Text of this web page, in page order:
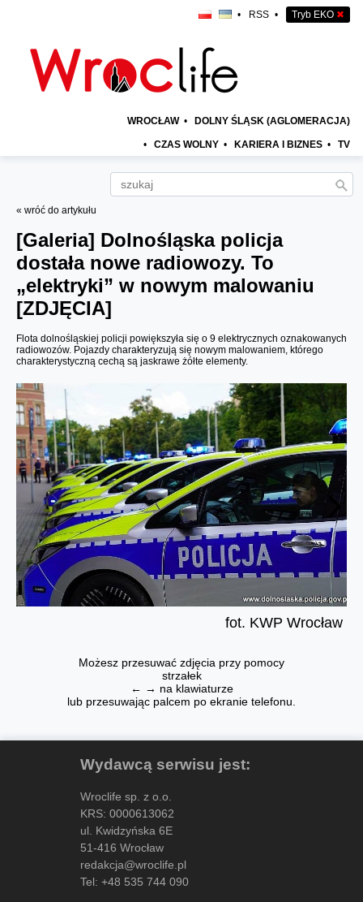
• RSS • Tryb EKO ✖
WROCŁAW • DOLNY ŚLĄSK (AGLOMERACJA)
• CZAS WOLNY • KARIERA I BIZNES • TV
« wróć do artykułu
[Galeria] Dolnośląska policja
dostała nowe radiowozy. To
„elektryki” w nowym malowaniu
[ZDJĘCIA]
Flota dolnośląskiej policji powiększyła się o 9 elektrycznych oznakowanych
radiowozów. Pojazdy charakteryzują się nowym malowaniem, którego
charakterystyczną cechą są jaskrawe żółte elementy.
fot. KWP Wrocław
Możesz przesuwać zdjęcia przy pomocy
strzałek
← → na klawiaturze
lub przesuwając palcem po ekranie telefonu.
Wydawcą serwisu jest:
Wroclife sp. z o.o.
KRS: 0000613062
ul. Kwidzyńska 6E
51-416 Wrocław
redakcja@wroclife.pl
Tel: +48 535 744 090